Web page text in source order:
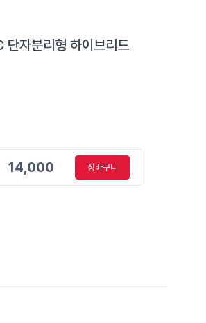
자분리형 하이브리드
14,000 장바구니